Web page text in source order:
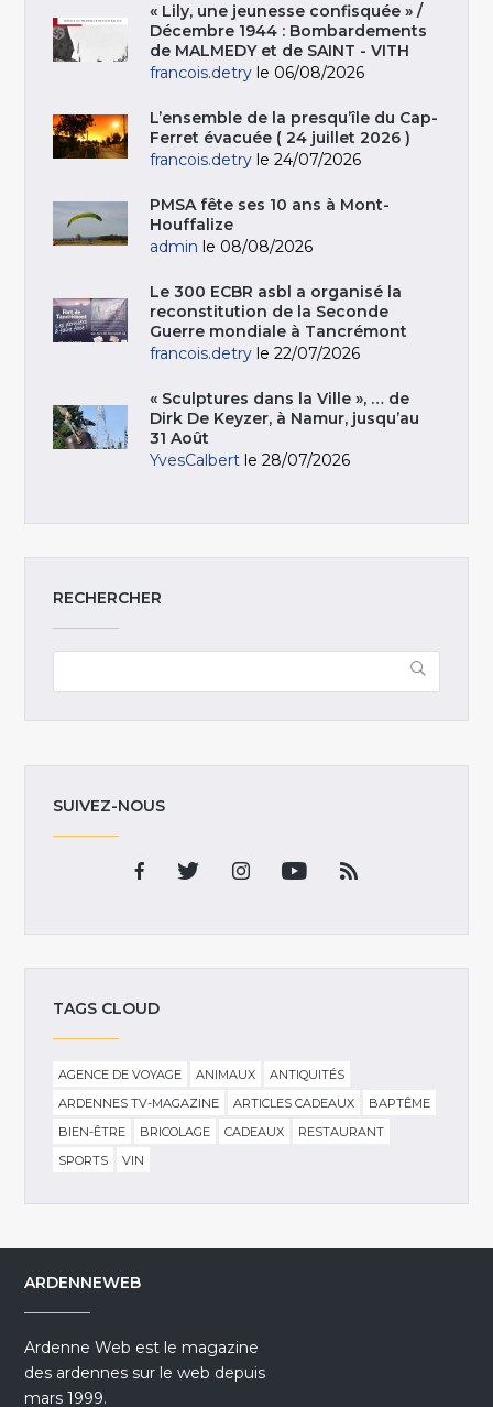
« Lily, une jeunesse confisquée » /
Décembre 1944 : Bombardements
de MALMEDY et de SAINT - VITH
francois.detry le 06/08/2026
L’ensemble de la presqu’île du Cap-
Ferret évacuée ( 24 juillet 2026 )
francois.detry le 24/07/2026
PMSA fête ses 10 ans à Mont-
Houffalize
admin le 08/08/2026
Le 300 ECBR asbl a organisé la
reconstitution de la Seconde
Guerre mondiale à Tancrémont
francois.detry le 22/07/2026
« Sculptures dans la Ville », … de
Dirk De Keyzer, à Namur, jusqu’au
31 Août
YvesCalbert le 28/07/2026
RECHERCHER
SUIVEZ-NOUS
TAGS CLOUD
AGENCE DE VOYAGE ANIMAUX
ANTIQUITÉS
ARDENNES TV-MAGAZINE
ARTICLES CADEAUX
BAPTÊME
BIEN-ÊTRE
BRICOLAGE CADEAUX
RESTAURANT
SPORTS
VIN
ARDENNEWEB
Ardenne Web est le magazine
des ardennes sur le web depuis
mars 1999.